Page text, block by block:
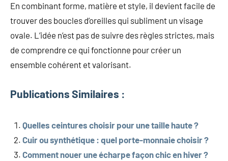
En combinant forme, matière et style, il devient facile de
trouver des boucles d’oreilles qui subliment un visage
ovale. L’idée n’est pas de suivre des règles strictes, mais
de comprendre ce qui fonctionne pour créer un
ensemble cohérent et valorisant.
Publications Similaires :
Quelles ceintures choisir pour une taille haute ?
Cuir ou synthétique : quel porte-monnaie choisir ?
Comment nouer une écharpe façon chic en hiver ?